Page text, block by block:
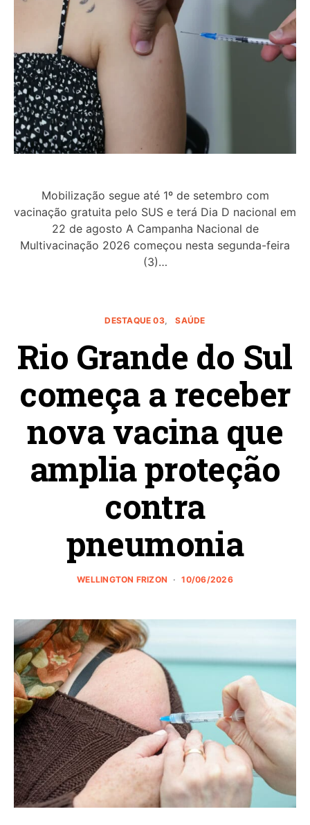
Mobilização segue até 1º de setembro com
vacinação gratuita pelo SUS e terá Dia D nacional em
22 de agosto A Campanha Nacional de
Multivacinação 2026 começou nesta segunda-feira
(3)…
DESTAQUE 03 SAÚDE
Rio Grande do Sul
começa a receber
nova vacina que
amplia proteção
contra
pneumonia
WELLINGTON FRIZON 10/06/2026